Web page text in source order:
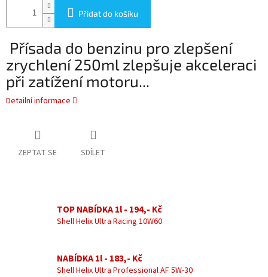
Přidat do košíku
Přísada do benzinu pro zlepšení
zrychlení 250ml zlepšuje akceleraci
při zatížení motoru...
Detailní informace
ZEPTAT SE SDÍLET
TOP NABÍDKA 1l - 194,- Kč
Shell Helix Ultra Racing 10W60
NABÍDKA 1l - 183,- Kč
Shell Helix Ultra Professional AF 5W-30